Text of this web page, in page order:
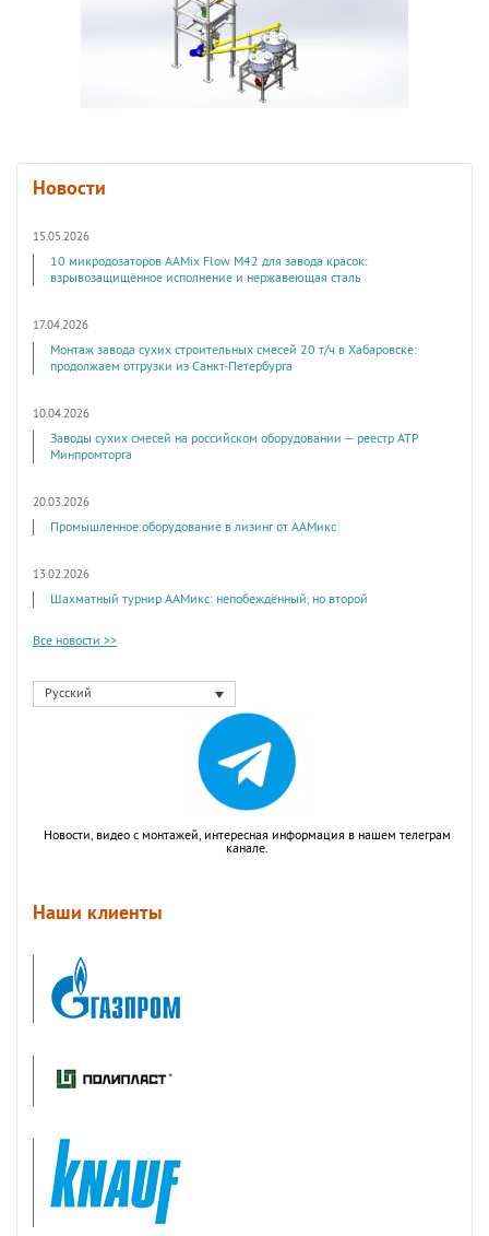
Новости
15.05.2026
10 микродозаторов AAMix Flow M42 для завода красок:
взрывозащищённое исполнение и нержавеющая сталь
17.04.2026
Монтаж завода сухих строительных смесей 20 т/ч в Хабаровске:
продолжаем отгрузки из Санкт-Петербурга
10.04.2026
Заводы сухих смесей на российском оборудовании — реестр АТР
Минпромторга
20.03.2026
Промышленное оборудование в лизинг от ААМикс
13.02.2026
Шахматный турнир ААМикс: непобеждённый, но второй
Все новости >>
Русский
Новости, видео с монтажей, интересная информация в нашем телеграм
канале.
Наши клиенты